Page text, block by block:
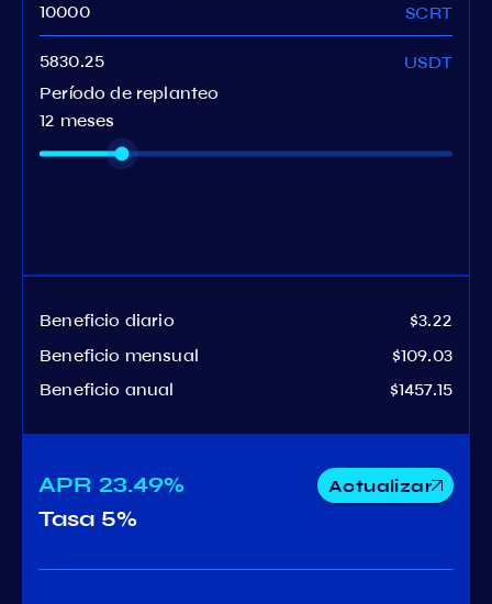
SCRT
USDT
Período de replanteo
12 meses
Beneficio diario
$3.22
Beneficio mensual
$109.03
Beneficio anual
$1457.15
APR 23.49% Actualizar
Tasa 5%